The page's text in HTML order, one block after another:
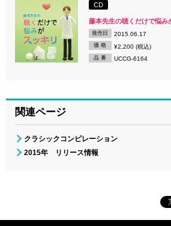
CD
藤本先生の聴くだけで悩み
発売日 2015.06.17
価 格 ¥2,200 (税込)
品 番 UCCG-6164
関連ページ
クラシックコンピレーション
2015年 リリース情報